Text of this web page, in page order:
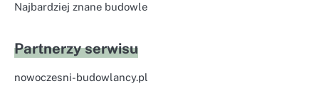
Najbardziej znane budowle
Partnerzy serwisu
nowoczesni-budowlancy.pl